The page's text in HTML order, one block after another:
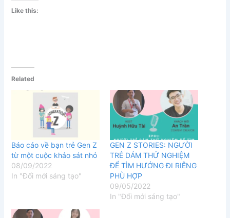
Like this:
Related
Báo cáo về bạn trẻ Gen Z
từ một cuộc khảo sát nhỏ
08/09/2022
In "Đổi mới sáng tạo"
GEN Z STORIES: NGƯỜI
TRẺ DÁM THỬ NGHIỆM
ĐỂ TÌM HƯỚNG ĐI RIÊNG
PHÙ HỢP
09/05/2022
In "Đổi mới sáng tạo"